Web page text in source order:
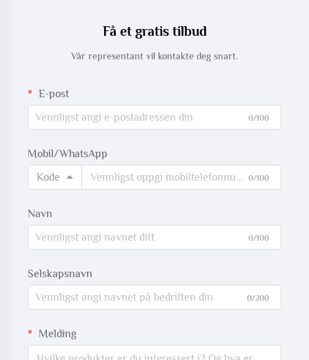
Få et gratis tilbud
Vår representant vil kontakte deg snart.
E-post
0/100
Mobil/WhatsApp
Kode
0/100
Navn
0/100
Selskapsnavn
0/200
Melding